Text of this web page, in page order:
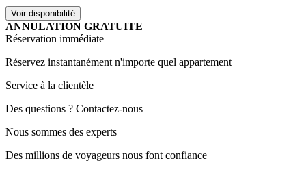
ANNULATION GRATUITE
Réservation immédiate
Réservez instantanément n'importe quel appartement
Service à la clientèle
Des questions ? Contactez-nous
Nous sommes des experts
Des millions de voyageurs nous font confiance